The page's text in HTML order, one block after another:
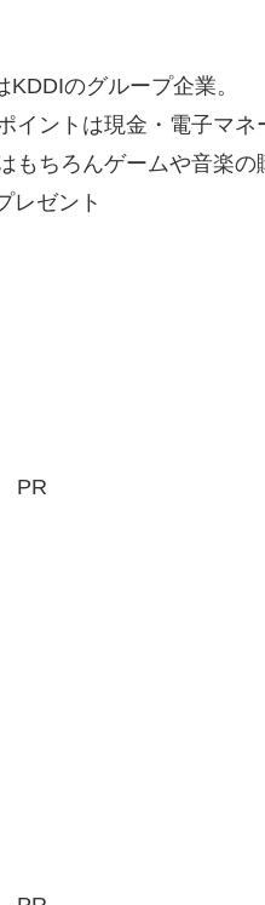
KDDIのグループ企業。
イントは現金・電子マ
もちろんゲームや音楽の
レゼント
PR